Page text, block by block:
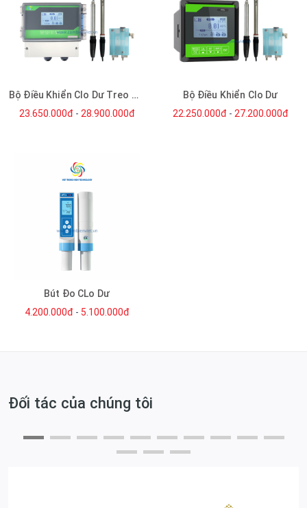
Bộ Điều Khiển Clo Dư Treo Tường
23.650.000đ - 28.900.000đ
Bộ Điều Khiển Clo Dư
22.250.000đ - 27.200.000đ
Bút Đo CLo Dư
4.200.000đ - 5.100.000đ
Đối tác của chúng tôi